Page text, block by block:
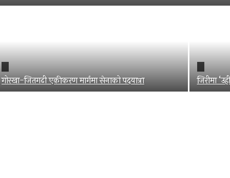
गोरखा-जितगढी एकीकरण मार्गमा सेनाको पदयात्रा जिरीमा